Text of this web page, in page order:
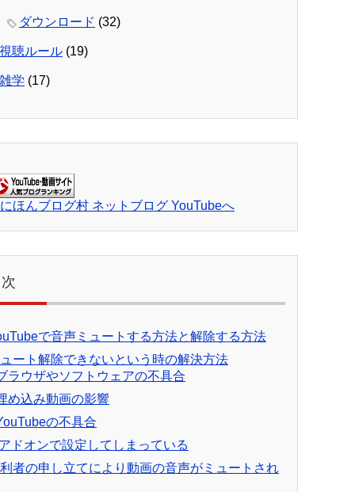
ダウンロード (32)
視聴ルール (19)
雑学 (17)
で音声ミュートする方法と解除する方法
ート解除できないという時の解決方法
ラウザやソフトウェアの不具合
め込み動画の影響
の不具合
ドオンで設定してしまっている
者の申し立てにより動画の音声がミュートされ